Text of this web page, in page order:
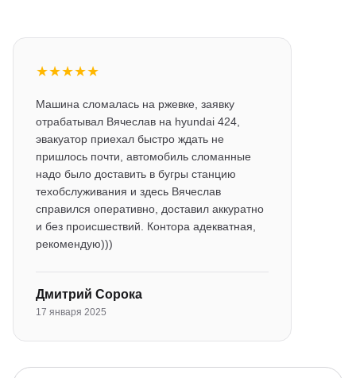
★★★★★
Машина сломалась на ржевке, заявку
отрабатывал Вячеслав на hyundai 424,
эвакуатор приехал быстро ждать не
пришлось почти, автомобиль сломанные
надо было доставить в бугры станцию
техобслуживания и здесь Вячеслав
справился оперативно, доставил аккуратно
и без происшествий. Контора адекватная,
рекомендую)))
Дмитрий Сорока
17 января 2025